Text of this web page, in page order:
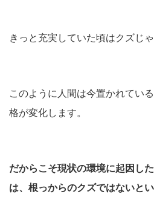
きっと充実していた頃はクズじ
このように人間は今置かれてい
格が変化します。
だからこそ現状の環境に起因し
は、根っからのクズではないとい